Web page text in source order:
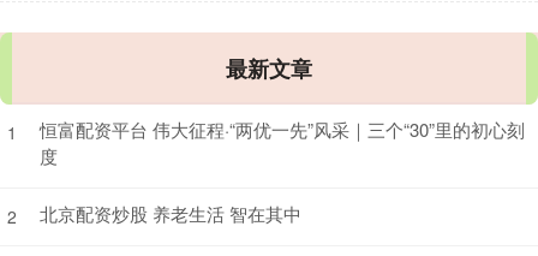
最新文章
1
恒富配资平台 伟大征程·“两优一先”风采｜三个“30”里的初心刻
度
2 北京配资炒股 养老生活 智在其中